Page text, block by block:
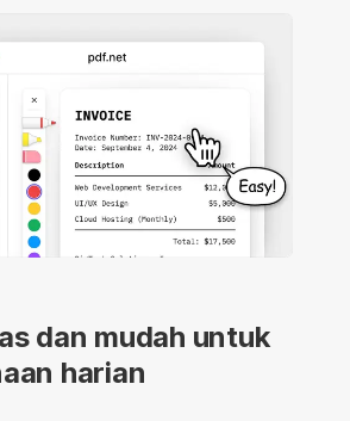
dan mudah untuk
harian